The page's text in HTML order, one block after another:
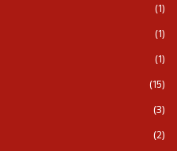
(1)
(1)
(1)
(15)
(3)
(2)